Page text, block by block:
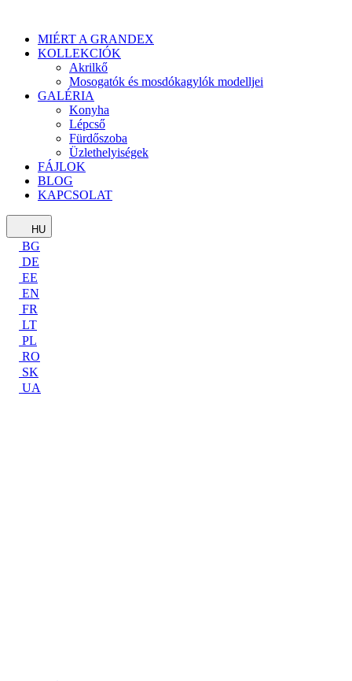
MIÉRT A GRANDEX
KOLLEKCIÓK
Akrilkő
Mosogatók és mosdókagylók modelljei
GALÉRIA
Konyha
Lépcső
Fürdőszoba
Üzlethelyiségek
FÁJLOK
BLOG
KAPCSOLAT
HU
BG
DE
EE
EN
FR
LT
PL
RO
SK
UA